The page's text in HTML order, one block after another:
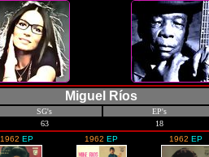
Miguel Ríos
SG's EP's
63 18
1962 EP 1962 EP 1962 EP